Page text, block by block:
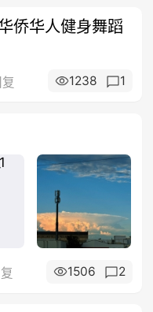
侨华人健身舞蹈
1238 1
1506 2